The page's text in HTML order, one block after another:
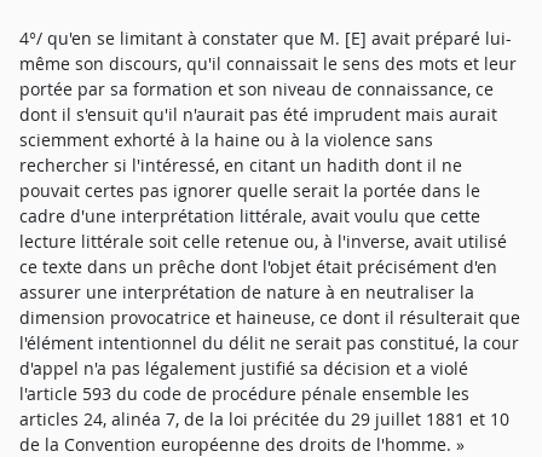
4°/ qu'en se limitant à constater que M. [E] avait préparé lui-
même son discours, qu'il connaissait le sens des mots et leur
portée par sa formation et son niveau de connaissance, ce
dont il s'ensuit qu'il n'aurait pas été imprudent mais aurait
sciemment exhorté à la haine ou à la violence sans
rechercher si l'intéressé, en citant un hadith dont il ne
pouvait certes pas ignorer quelle serait la portée dans le
cadre d'une interprétation littérale, avait voulu que cette
lecture littérale soit celle retenue ou, à l'inverse, avait utilisé
ce texte dans un prêche dont l'objet était précisément d'en
assurer une interprétation de nature à en neutraliser la
dimension provocatrice et haineuse, ce dont il résulterait que
l'élément intentionnel du délit ne serait pas constitué, la cour
d'appel n'a pas légalement justifié sa décision et a violé
l'article 593 du code de procédure pénale ensemble les
articles 24, alinéa 7, de la loi précitée du 29 juillet 1881 et 10
de la Convention européenne des droits de l'homme. »